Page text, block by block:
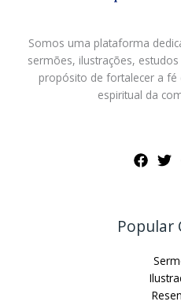
Somos uma plataforma
sermões, ilustrações,
propósito de fortalecer a
espiritual da
Popular